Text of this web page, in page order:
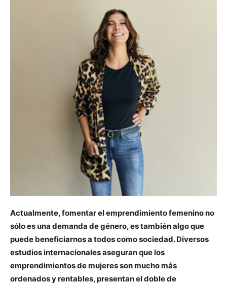
Actualmente, fomentar el emprendimiento femenino no
sólo es una demanda de género, es también algo que
puede beneficiarnos a todos como sociedad. Diversos
estudios internacionales aseguran que los
emprendimientos de mujeres son mucho más
ordenados y rentables, presentan el doble de